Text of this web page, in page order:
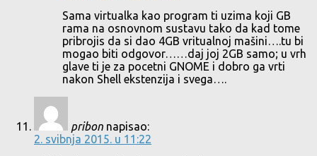
Sama virtualka kao program ti uzima koji GB
rama na osnovnom sustavu tako da kad tome
pribrojis da si dao 4GB vritualnoj mašini….tu bi
mogao biti odgovor……daj joj 2GB samo; u vrh
glave ti je za pocetni GNOME i dobro ga vrti
nakon Shell ekstenzija i svega….
pribon napisao:
2. svibnja 2015. u 11:22